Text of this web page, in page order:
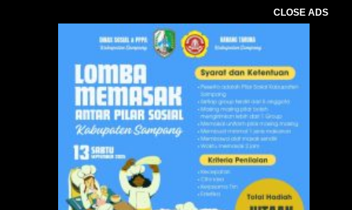
CLOSE ADS